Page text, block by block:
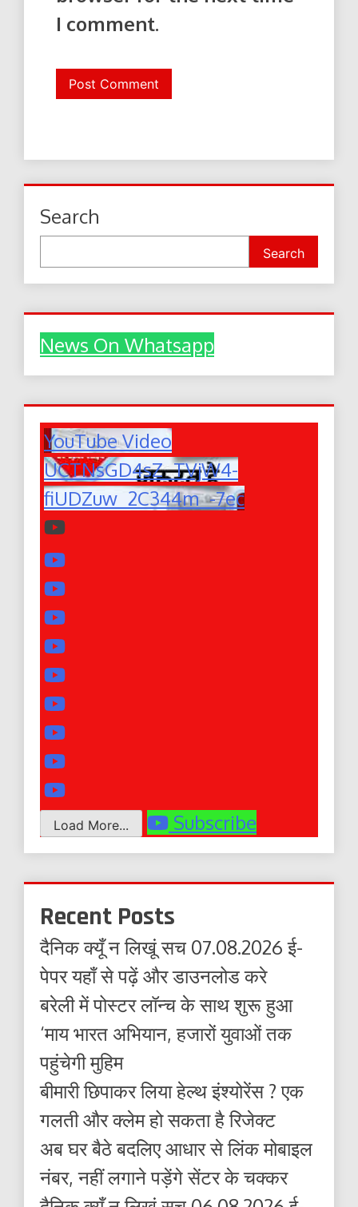
I comment.
Search
Search
News On Whatsapp
YouTube Video
UCTNsGD4sZ_TVjW4-
fiUDZuw_2C344m_-7ec
Load More... Subscribe
Recent Posts
दैनिक क्यूँ न लिखूं सच 07.08.2026 ई-
पेपर यहाँ से पढ़ें और डाउनलोड करे
बरेली में पोस्टर लॉन्च के साथ शुरू हुआ
‘माय भारत अभियान, हजारों युवाओं तक
पहुंचेगी मुहिम
बीमारी छिपाकर लिया हेल्थ इंश्योरेंस ? एक
गलती और क्लेम हो सकता है रिजेक्ट
अब घर बैठे बदलिए आधार से लिंक मोबाइल
नंबर, नहीं लगाने पड़ेंगे सेंटर के चक्कर